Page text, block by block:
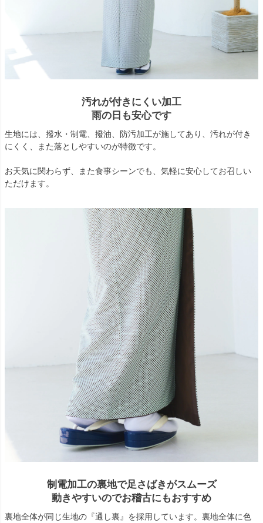
汚れが付きにくい加工
雨の日も安心です
生地には、撥水・制電、撥油、防汚加工が施してあり、汚れが付き
にくく、また落としやすいのが特徴です。
お天気に関わらず、また食事シーンでも、気軽に安心してお召しい
ただけます。
制電加工の裏地で足さばきがスムーズ
動きやすいのでお稽古にもおすすめ
裏地全体が同じ生地の『通し裏』を採用しています。裏地全体に色